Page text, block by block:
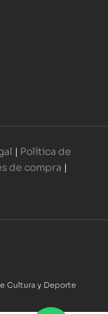
| Política de
de compra |
Cultura y Deporte